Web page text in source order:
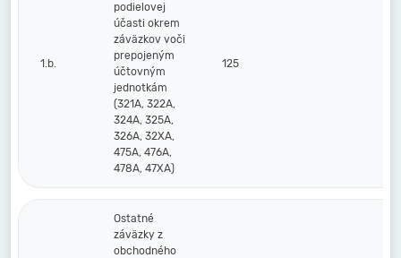
1.b.
podielovej
účasti okrem
záväzkov voči
prepojeným
účtovným
jednotkám
(321A, 322A,
324A, 325A,
326A, 32XA,
475A, 476A,
478A, 47XA)
125
Ostatné
záväzky z
obchodného